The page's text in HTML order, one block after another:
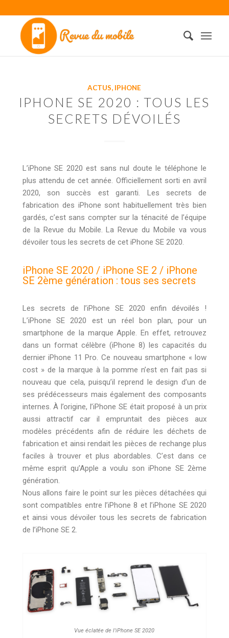
ACTUS, IPHONE
IPHONE SE 2020 : TOUS LES
SECRETS DÉVOILÉS
L’iPhone SE 2020 est sans nul doute le téléphone le
plus attendu de cet année. Officiellement sorti en avril
2020, son succès est garanti. Les secrets de
fabrication des iPhone sont habituellement très bien
gardés, c’est sans compter sur la ténacité de l’équipe
de la Revue du Mobile. La Revue du Mobile va vous
dévoiler tous les secrets de cet iPhone SE 2020.
iPhone SE 2020 / iPhone SE 2 / iPhone
SE 2ème génération : tous ses secrets
Les secrets de l’iPhone SE 2020 enfin dévoilés !
L’iPhone SE 2020 est un réel bon plan, pour un
smartphone de la marque Apple. En effet, retrouvez
dans un format célèbre (iPhone 8) les capacités du
dernier iPhone 11 Pro. Ce nouveau smartphone « low
cost » de la marque à la pomme n’est en fait pas si
nouveau que cela, puisqu’il reprend le design d’un de
ses prédécesseurs mais également des composants
internes. À l’origine, l’iPhone SE était proposé à un prix
aussi attractif car il empruntait des pièces aux
modèles précédents afin de réduire les déchets de
fabrication et ainsi rendait les pièces de rechange plus
faciles à trouver et plus abordables. C’est dans ce
même esprit qu’Apple a voulu son iPhone SE 2ème
génération.
Nous allons faire le point sur les pièces détachées qui
sont compatibles entre l’iPhone 8 et l’iPhone SE 2020
et ainsi vous dévoiler tous les secrets de fabrication
de l’iPhone SE 2.
Vue éclatée de l'iPhone SE 2020